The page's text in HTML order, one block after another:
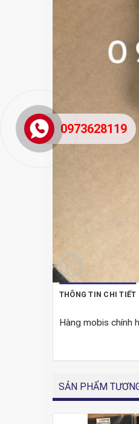
THÔNG TIN CHI TIẾT
Hàng mobis chính
SẢN PHẨM
0973628119